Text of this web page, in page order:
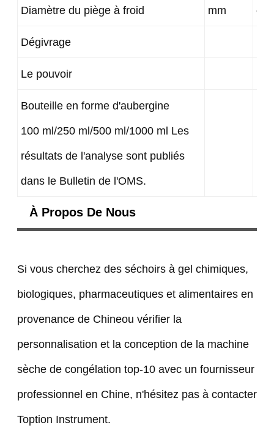
Diamètre du piège à froid mm
Dégivrage
Le pouvoir
Bouteille en forme d'aubergine
100 ml/250 ml/500 ml/1000 ml Les
résultats de l'analyse sont publiés
dans le Bulletin de l'OMS.
À Propos De Nous
Si vous cherchez des séchoirs à gel chimiques,
biologiques, pharmaceutiques et alimentaires en
provenance de Chineou vérifier la
personnalisation et la conception de la machine
sèche de congélation top-10 avec un fournisseur
professionnel en Chine, n'hésitez pas à contacter
Toption Instrument.